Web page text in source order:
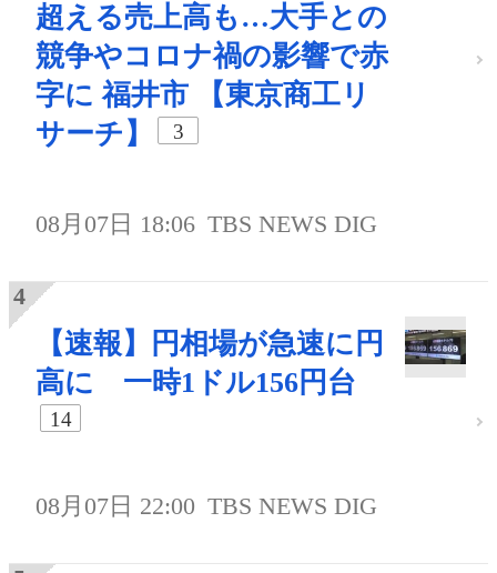
超える売上高も…大手との
競争やコロナ禍の影響で赤
字に 福井市 【東京商工リ
サーチ】
3
08月07日 18:06 TBS NEWS DIG
【速報】円相場が急速に円
高に 一時1ドル156円台
14
08月07日 22:00 TBS NEWS DIG